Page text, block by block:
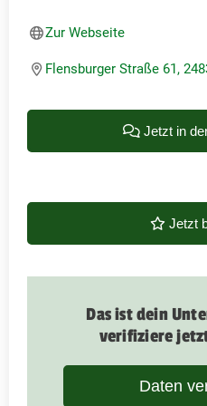
Zur Webseite
Flensburger Straße 61,
Jetzt in
Jetzt
Das ist dein
verifiziere
Daten